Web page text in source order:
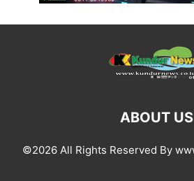
ABOUT US
©2026 All Rights Reserved By